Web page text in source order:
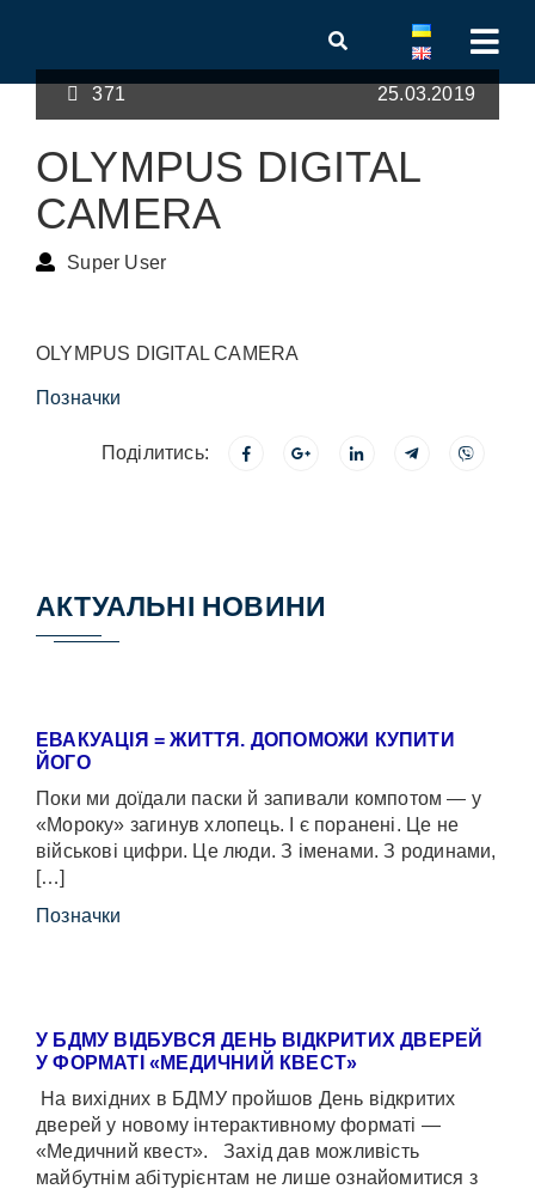
371 25.03.2019
OLYMPUS DIGITAL
CAMERA
Super User
OLYMPUS DIGITAL CAMERA
Позначки
Поділитись:
АКТУАЛЬНІ НОВИНИ
ЕВАКУАЦІЯ = ЖИТТЯ. ДОПОМОЖИ КУПИТИ
ЙОГО
Поки ми доїдали паски й запивали компотом — у
«Мороку» загинув хлопець. І є поранені. Це не
військові цифри. Це люди. З іменами. З родинами,
[…]
Позначки
У БДМУ ВІДБУВСЯ ДЕНЬ ВІДКРИТИХ ДВЕРЕЙ
У ФОРМАТІ «МЕДИЧНИЙ КВЕСТ»
На вихідних в БДМУ пройшов День відкритих
дверей у новому інтерактивному форматі —
«Медичний квест». Захід дав можливість
майбутнім абітурієнтам не лише ознайомитися з